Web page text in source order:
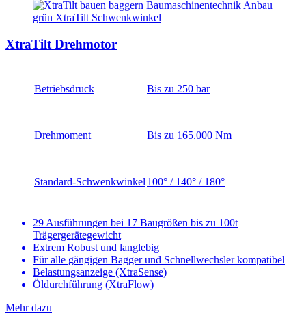
XtraTilt Drehmotor
Betriebsdruck Bis zu 250 bar
Drehmoment Bis zu 165.000 Nm
Standard-Schwenkwinkel 100° / 140° / 180°
29 Ausführungen bei 17 Baugrößen bis zu 100t
Trägergerätegewicht
Extrem Robust und langlebig
Für alle gängigen Bagger und Schnellwechsler kompatibel
Belastungsanzeige (XtraSense)
Öldurchführung (XtraFlow)
Mehr dazu